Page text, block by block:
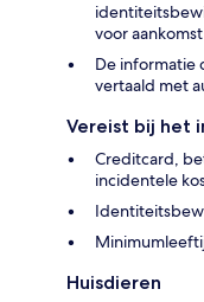
voor
De informatie
vertaald met
Vereist bij het
Creditcard,
incidentele
Huisdieren